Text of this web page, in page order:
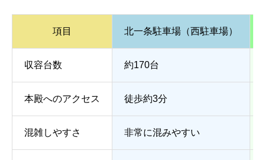
項目 北一条駐車場（西駐車場）
収容台数 約170台
本殿へのアクセス 徒歩約3分
混雑しやすさ 非常に混みやすい